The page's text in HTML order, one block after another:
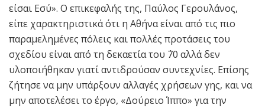
είσαι Εσύ». Ο επικεφαλής της, Παύλος Γερουλάνος,
είπε χαρακτηριστικά ότι η Αθήνα είναι από τις πιο
παραμελημένες πόλεις και πολλές προτάσεις του
σχεδίου είναι από τη δεκαετία του ΄70 αλλά δεν
υλοποιήθηκαν γιατί αντιδρούσαν συντεχνίες. Επίσης
ζήτησε να μην υπάρξουν αλλαγές χρήσεων γης, και να
μην αποτελέσει το έργο, «Δούρειο Ίππο» για την